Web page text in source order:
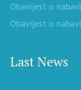
Obavijest o nabavi
Obavijest o nabavi
Last News